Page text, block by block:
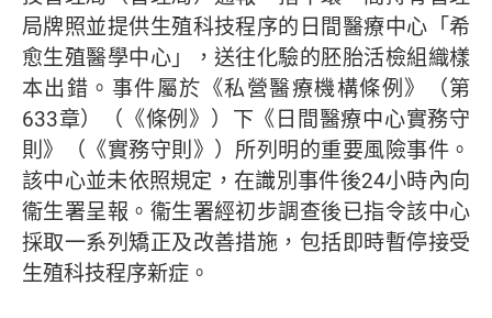
局牌照並提供生殖科技程序的日間醫療中心「希
愈生殖醫學中心」，送往化驗的胚胎活檢組織樣
本出錯。事件屬於《私營醫療機構條例》（第
633章）（《條例》）下《日間醫療中心實務守
則》（《實務守則》）所列明的重要風險事件。
該中心並未依照規定，在識別事件後24小時內向
衞生署呈報。衞生署經初步調查後已指令該中心
採取一系列矯正及改善措施，包括即時暫停接受
生殖科技程序新症。